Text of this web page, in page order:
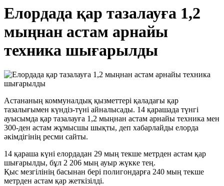
Елордада қар тазалауға 1,2
мыңнан астам арнайы
техника шығарылды
Астананың коммуналдық қызметтері қаладағы қар
тазалығымен күндіз-түні айналысады. 14 қарашада түнгі
ауысымда қар тазалауға 1,2 мыңнан астам арнайы техника мен
300-ден астам жұмысшы шықты, деп хабарлайды елорда
әкімдігінің ресми сайты.
14 қараша күні елордадан 29 мың текше метрден астам қар
шығарылды, бұл 2 206 мың ауыр жүкке тең.
Қыс мезгілінің басынан бері полигондарға 240 мың текше
метрден астам қар жеткізілді.